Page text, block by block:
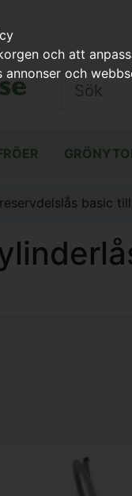
basic
och att
och